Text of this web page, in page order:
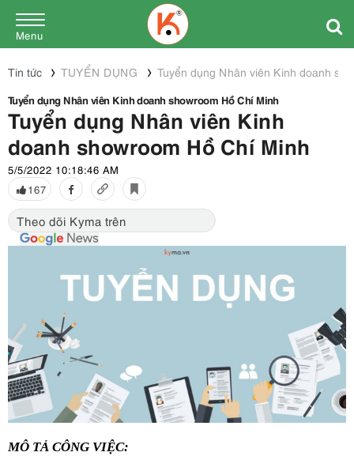
Menu
Tin tức TUYỂN DỤNG
Tuyển dụng Nhân viên Kinh doanh
Tuyển dụng Nhân viên Kinh doanh showroom Hồ Chí Minh
Tuyển dụng Nhân viên Kinh
doanh showroom Hồ Chí Minh
5/5/2022 10:18:46 AM
167
Theo dõi Kyma trên
MÔ TẢ CÔNG VIỆC: